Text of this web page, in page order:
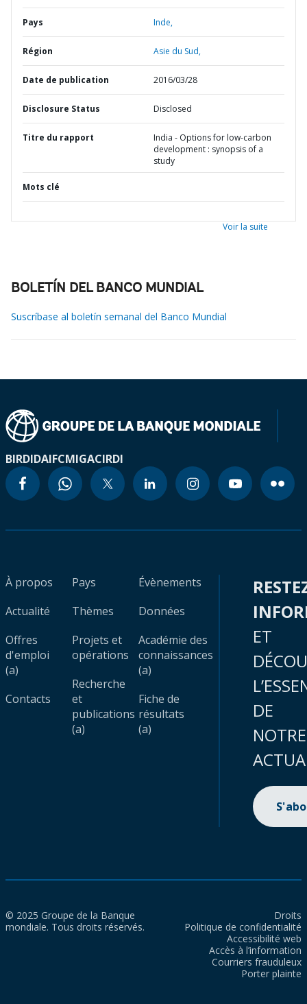
Pays Inde,
Région Asie du Sud,
Date de publication 2016/03/28
Disclosure Status Disclosed
Titre du rapport
India - Options for low-carbon
development : synopsis of a
study
Mots clé
Voir la suite
BOLETÍN DEL BANCO MUNDIAL
Suscríbase al boletín semanal del Banco Mundial
BIRDIDAIFCMIGACIRDI
À propos
Actualité
Offres
d'emploi
(a)
Contacts
Pays
Thèmes
Projets et
opérations
Recherche
et
publications
(a)
Évènements
Données
Académie des
connaissances
(a)
Fiche de
résultats
(a)
ET
DE
NOTRE
© 2025 Groupe de la Banque
mondiale. Tous droits réservés.
Droits
Politique de confidentialité
Accessibilité web
Accès à l’information
Courriers frauduleux
Porter plainte